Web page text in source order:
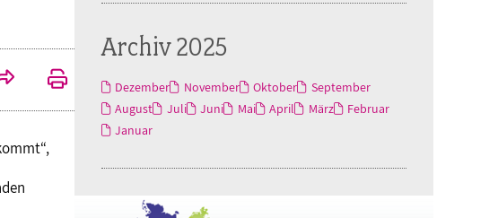
Archiv 2025
Dezember November Oktober
September
August
Juli Juni Mai April März
Februar
Januar